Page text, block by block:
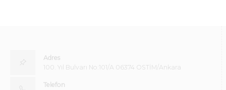
Adres
100. Yıl Bulvarı No:101/A 06374 OSTİM/Ankara
Telefon